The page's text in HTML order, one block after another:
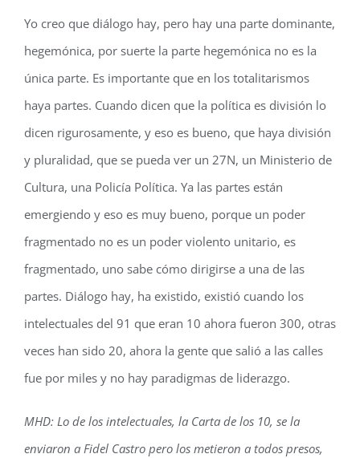
Yo creo que diálogo hay, pero hay una parte dominante,
hegemónica, por suerte la parte hegemónica no es la
única parte. Es importante que en los totalitarismos
haya partes. Cuando dicen que la política es división lo
dicen rigurosamente, y eso es bueno, que haya división
y pluralidad, que se pueda ver un 27N, un Ministerio de
Cultura, una Policía Política. Ya las partes están
emergiendo y eso es muy bueno, porque un poder
fragmentado no es un poder violento unitario, es
fragmentado, uno sabe cómo dirigirse a una de las
partes. Diálogo hay, ha existido, existió cuando los
intelectuales del 91 que eran 10 ahora fueron 300, otras
veces han sido 20, ahora la gente que salió a las calles
fue por miles y no hay paradigmas de liderazgo.
MHD: Lo de los intelectuales, la Carta de los 10, se la
enviaron a Fidel Castro pero los metieron a todos presos,